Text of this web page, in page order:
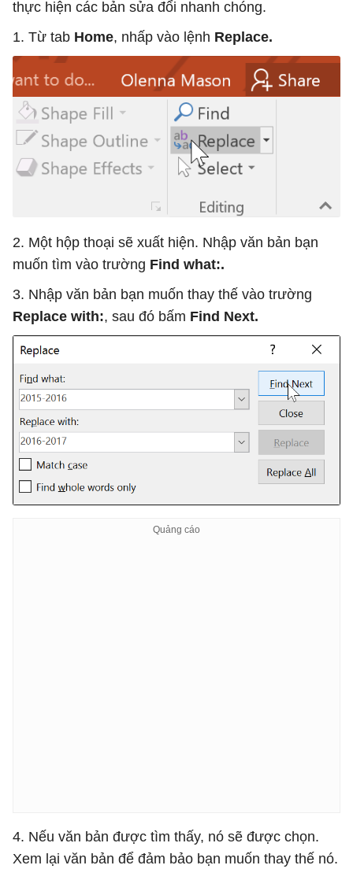
thực hiện các bản sửa đổi nhanh chóng.
1. Từ tab Home, nhấp vào lệnh Replace.
2. Một hộp thoại sẽ xuất hiện. Nhập văn bản bạn
muốn tìm vào trường Find what:.
3. Nhập văn bản bạn muốn thay thế vào trường
Replace with:, sau đó bấm Find Next.
4. Nếu văn bản được tìm thấy, nó sẽ được chọn.
Xem lại văn bản để đảm bảo bạn muốn thay thế nó.